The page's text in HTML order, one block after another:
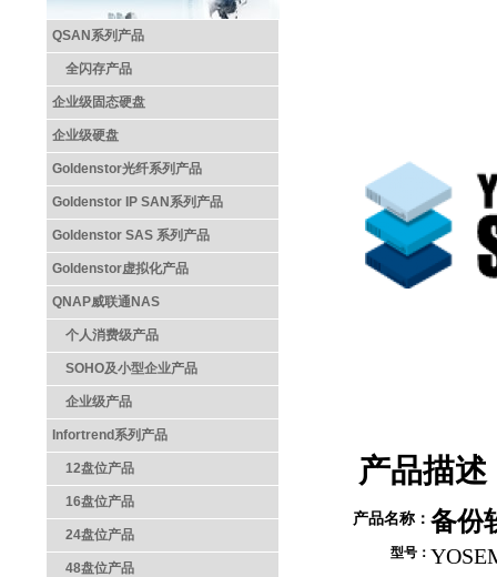
QSAN系列产品
全闪存产品
企业级固态硬盘
企业级硬盘
Goldenstor光纤系列产品
Goldenstor IP SAN系列产品
Goldenstor SAS 系列产品
Goldenstor虚拟化产品
QNAP威联通NAS
个人消费级产品
SOHO及小型企业产品
企业级产品
Infortrend系列产品
12盘位产品
16盘位产品
24盘位产品
48盘位产品
产品描述
产品名称：备份
型号：